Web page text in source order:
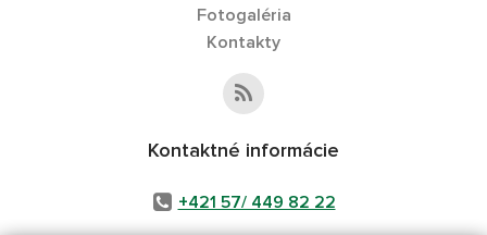
Fotogaléria
Kontakty
Kontaktné informácie
+421 57/ 449 82 22